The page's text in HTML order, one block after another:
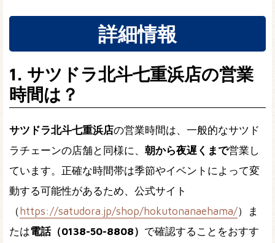
詳細情報
1. サツドラ北斗七重浜店の営業
時間は？
サツドラ北斗七重浜店の営業時間は、一般的なサツド
ラチェーンの店舗と同様に、 朝から夜遅くまで営業し
ています。正確な時間帯は季節やイベントによって変
動する可能性があるため、公式サイト
（https://satudora.jp/shop/hokutonanaehama/）ま
たは電話（0138-50-8808） で確認することをおすす